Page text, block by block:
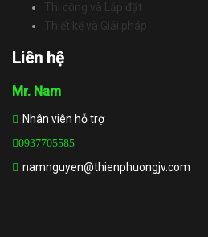
Thi công và Lắp đặt
Thiết kế và Giải pháp
Liên hệ
Mr. Nam
Nhân viên hỗ trợ
0937705585
namnguyen@thienphuongjv.com